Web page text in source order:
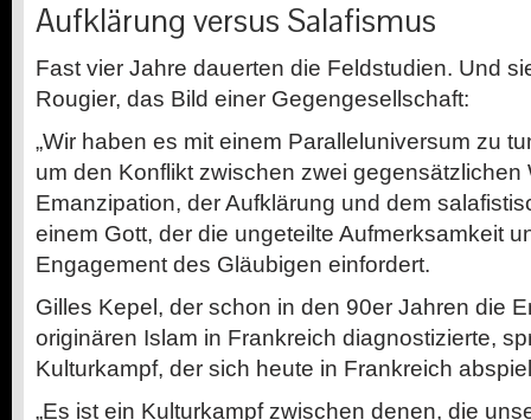
Aufklärung versus Salafismus
Fast vier Jahre dauerten die Feldstudien. Und
Rougier, das Bild einer Gegengesellschaft:
„Wir haben es mit einem Paralleluniversum zu
um den Konflikt zwischen zwei gegensätzlichen
Emanzipation, der Aufklärung und dem
einem Gott, der die ungeteilte Aufmerksamkeit
Engagement des Gläubigen einfordert.
Gilles Kepel, der schon in den 90er Jahren die
originären Islam in Frankreich diagnostizierte,
Kulturkampf, der sich heute in Frankreich
„Es ist ein Kulturkampf zwischen denen, die